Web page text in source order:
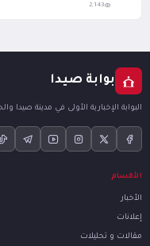
2,143
بوابة صيدا
البوابة الإخبارية الأولى في مدينة صيدا
الأقسام
الأخبار
إعلانات
مقالات و تحليلات